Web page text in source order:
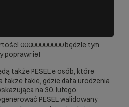
00000000000 będzie tym
poprawnie!
także PESEL’e osób, które
także takie, gdzie data urodzenia
na 30. lutego.
PESEL walidowany